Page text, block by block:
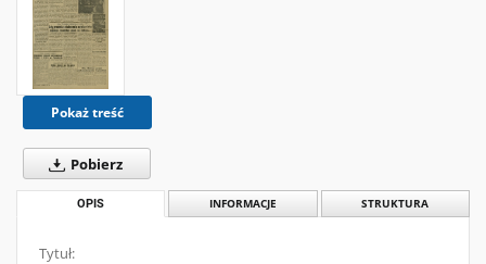
Pokaż treść
Pobierz
OPIS INFORMACJE STRUKTURA
Tytuł: